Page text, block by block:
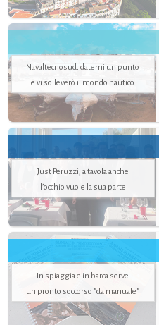
Navaltecnosud, datemi un punto
e vi solleverò il mondo nautico
Just Peruzzi, a tavola anche
l’occhio vuole la sua parte
In spiaggia e in barca serve
un pronto soccorso "da manuale"